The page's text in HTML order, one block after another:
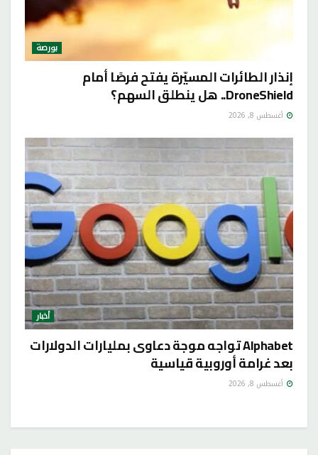
بورصة
إنذار الطائرات المسيّرة يفتح فرصًا أمام
DroneShield.. هل ينطلق السهم؟
أغسطس 8, 2026
أخبار
Alphabet تواجه موجة دعاوى بمليارات الدولارات
بعد غرامة أوروبية قياسية
أغسطس 8, 2026